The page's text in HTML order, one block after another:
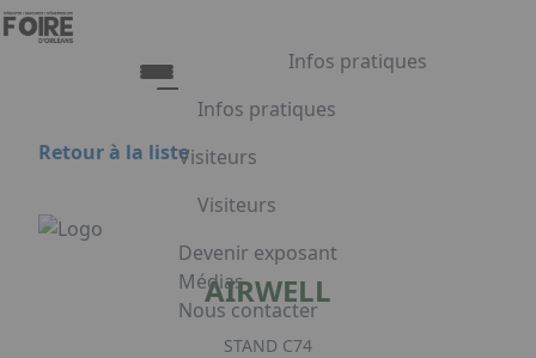
Aller au contenu principal
Infos pratiques
Infos pratiques
Tarifs et Horaires
Restauration
FAQ
Visiteurs
Visiteurs
Liste exposants
Plan du salon
Programme
Embarquement pour Venise
Devenir exposant
Médias
Nous contacter
Appuyez sur Entrée pour ouvrir le
Retour à la liste
AIRWELL
STAND C74
Panneau de gestion des cookies